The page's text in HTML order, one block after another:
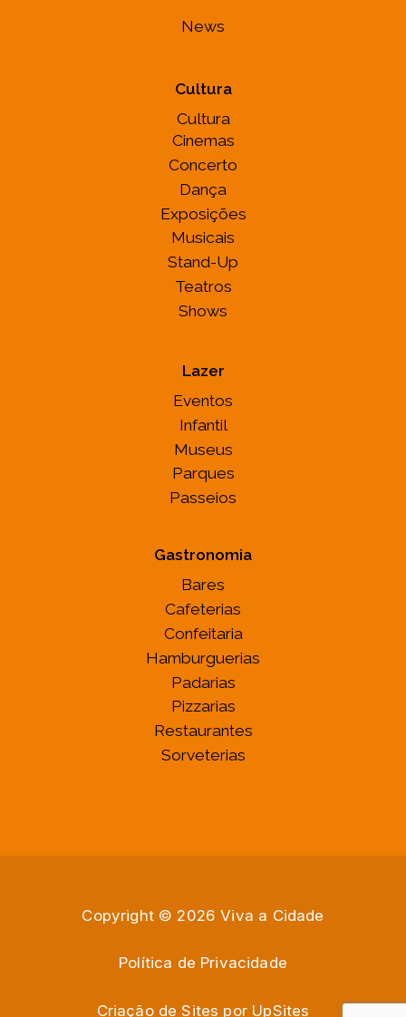
News
Cultura
Cultura
Cinemas
Concerto
Dança
Exposições
Musicais
Stand-Up
Teatros
Shows
Lazer
Eventos
Infantil
Museus
Parques
Passeios
Gastronomia
Bares
Cafeterias
Confeitaria
Hamburguerias
Padarias
Pizzarias
Restaurantes
Sorveterias
Copyright © 2026 Viva a Cidade
Política de Privacidade
Criação de Sites por UpSites